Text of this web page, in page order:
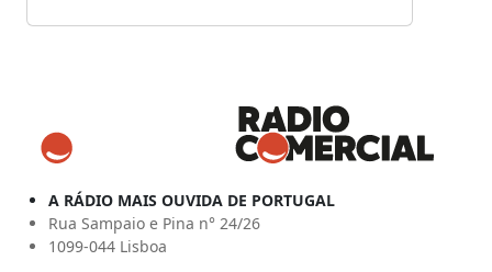
A RÁDIO MAIS OUVIDA DE PORTUGAL
Rua Sampaio e Pina n° 24/26
1099-044 Lisboa